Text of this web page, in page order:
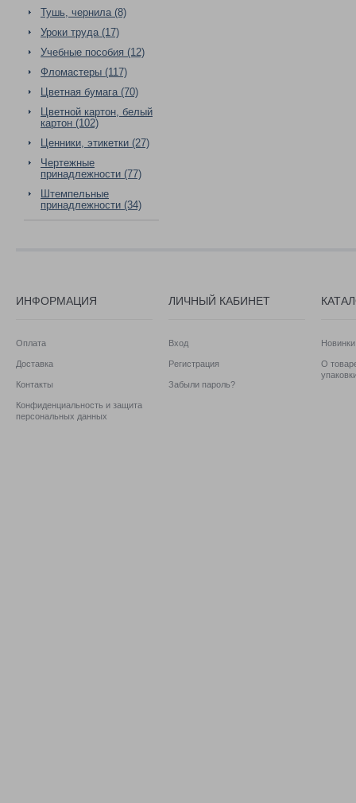
Тушь, чернила (8)
Уроки труда (17)
Учебные пособия (12)
Фломастеры (117)
Цветная бумага (70)
Цветной картон, белый
картон (102)
Ценники, этикетки (27)
Чертежные
принадлежности (77)
Штемпельные
принадлежности (34)
ИНФОРМАЦИЯ
Оплата
Доставка
Контакты
Конфиденциальность и защита
персональных данных
ЛИЧНЫЙ КАБИНЕТ
Вход
Регистрация
Забыли пароль?
Новинки
О